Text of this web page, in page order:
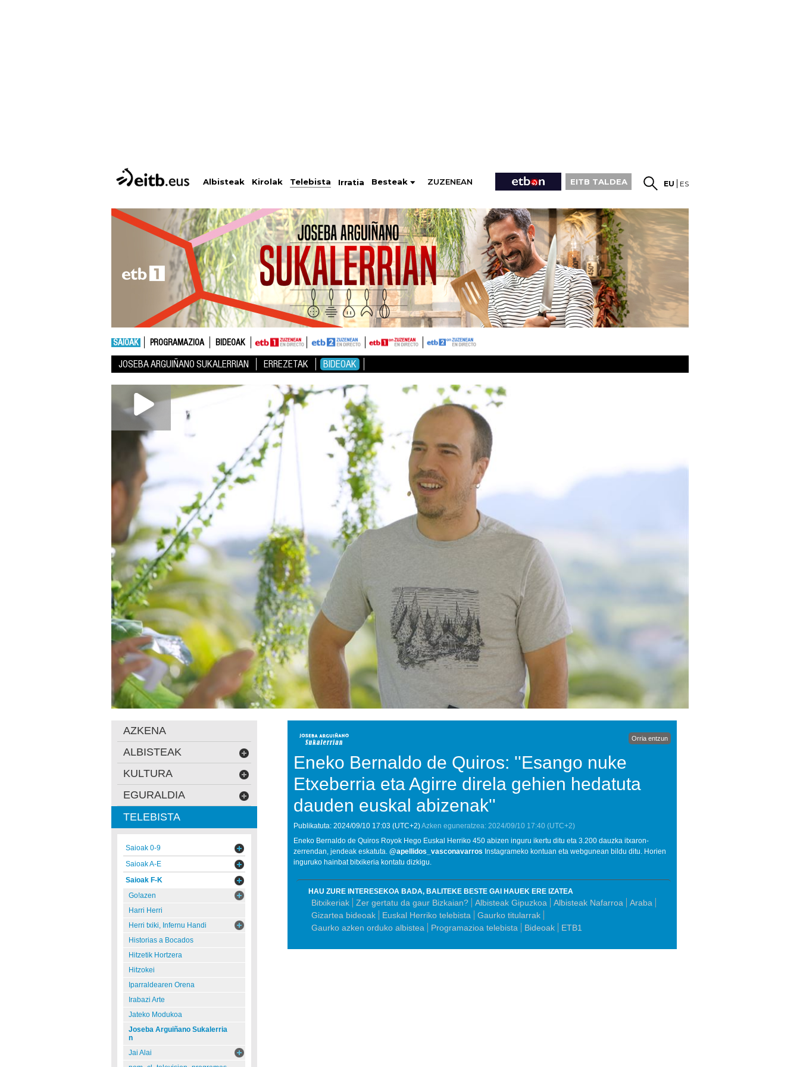
Albisteak Kirolak Telebista Irratia Besteak ZUZENEAN EITB TALDEA EU ES
SAIOAK PROGRAMAZIOA BIDEOAK
JOSEBA ARGUIÑANO SUKALERRIAN ERREZETAK BIDEOAK
Orria entzun
Eneko Bernaldo de Quiros: ''Esango nuke
Etxeberria eta Agirre direla gehien hedatuta
dauden euskal abizenak''
Publikatuta: 2024/09/10 17:03 (UTC+2)Azken eguneratzea: 2024/09/10 17:40 (UTC+2)
Eneko Bernaldo de Quiros Royok Hego Euskal Herriko 450 abizen inguru ikertu ditu eta 3.200 dauzka itxaron-
zerrendan, jendeak eskatuta. @apellidos_vasconavarros Instagrameko kontuan eta webgunean bildu ditu. Horien
inguruko hainbat bitxikeria kontatu dizkigu.
HAU ZURE INTERESEKOA BADA, BALITEKE BESTE GAI HAUEK ERE IZATEA
Bitxikeriak Zer gertatu da gaur Bizkaian? Albisteak Gipuzkoa Albisteak Nafarroa
Araba
Gizartea bideoak
Euskal Herriko telebista
Gaurko titularrak
Gaurko azken orduko albistea
Programazioa telebista Bideoak ETB1
AZKENA
ALBISTEAK
KULTURA
EGURALDIA
TELEBISTA
Saioak 0-9
Saioak A-E
Saioak F-K
Go!azen
Harri Herri
Herri txiki, Infernu Handi
Historias a Bocados
Hitzetik Hortzera
Hitzokei
Iparraldearen Orena
Irabazi Arte
Jateko Modukoa
Joseba Arguiñano Sukalerria
n
Jai Alai